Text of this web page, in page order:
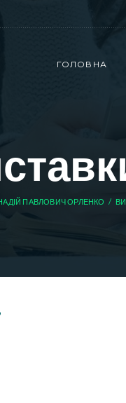
ГОЛОВНА
ПАВЛОВИЧ ОРЛЕНКО